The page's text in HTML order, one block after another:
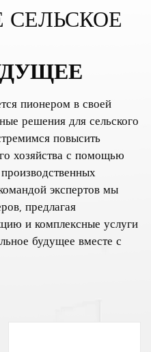
пионером в своей
решения для сельского
повысить
хозяйства с помощью
экспертов мы
предлагая
и комплексные услуги
будущее вместе с